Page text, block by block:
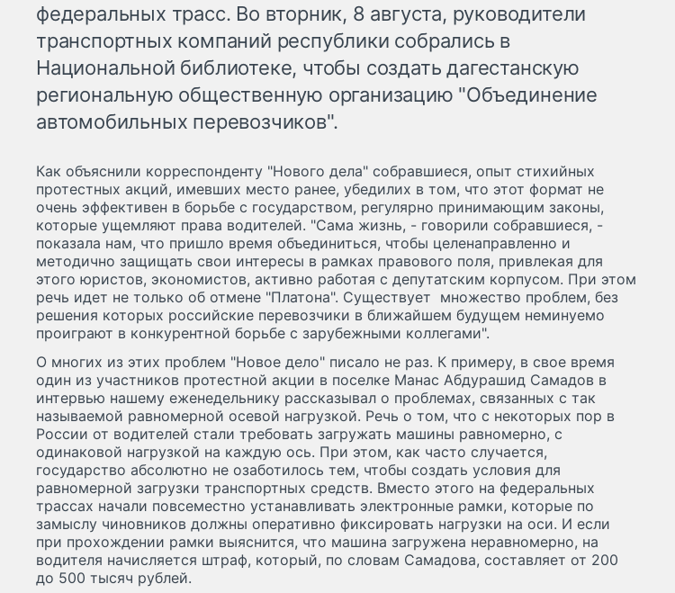
федеральных трасс. Во вторник, 8 августа, руководители
транспортных компаний республики собрались в
Национальной библиотеке, чтобы создать дагестанскую
региональную общественную организацию "Объединение
автомобильных перевозчиков".
Как объяснили корреспонденту "Нового дела" собравшиеся, опыт стихийных
протестных акций, имевших место ранее, убедилих в том, что этот формат не
очень эффективен в борьбе с государством, регулярно принимающим законы,
которые ущемляют права водителей. "Сама жизнь, - говорили собравшиеся, -
показала нам, что пришло время объединиться, чтобы целенаправленно и
методично защищать свои интересы в рамках правового поля, привлекая для
этого юристов, экономистов, активно работая с депутатским корпусом. При этом
речь идет не только об отмене "Платона". Существует множество проблем, без
решения которых российские перевозчики в ближайшем будущем неминуемо
проиграют в конкурентной борьбе с зарубежными коллегами".
О многих из этих проблем "Новое дело" писало не раз. К примеру, в свое время
один из участников протестной акции в поселке Манас Абдурашид Самадов в
интервью нашему еженедельнику рассказывал о проблемах, связанных с так
называемой равномерной осевой нагрузкой. Речь о том, что с некоторых пор в
России от водителей стали требовать загружать машины равномерно, с
одинаковой нагрузкой на каждую ось. При этом, как часто случается,
государство абсолютно не озаботилось тем, чтобы создать условия для
равномерной загрузки транспортных средств. Вместо этого на федеральных
трассах начали повсеместно устанавливать электронные рамки, которые по
замыслу чиновников должны оперативно фиксировать нагрузки на оси. И если
при прохождении рамки выяснится, что машина загружена неравномерно, на
водителя начисляется штраф, который, по словам Самадова, составляет от 200
до 500 тысяч рублей.